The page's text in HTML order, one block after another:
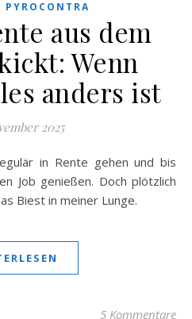
PYROCONTRA
aus dem
Wenn
anders ist
2025
Job genießen. Doch plötzlich
Biest in meiner Lunge.
5 Kommentare